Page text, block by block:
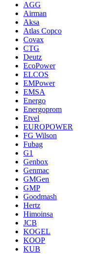
AGG
Airman
Aksa
Atlas Copco
Covax
CTG
Deutz
EcoPower
ELCOS
EMPower
EMSA
Energo
Energoprom
Etvel
EUROPOWER
FG Wilson
Fubag
G1
Genbox
Genmac
GMGen
GMP
Goodmash
Hertz
Himoinsa
JCB
KOGEL
KOOP
KUB